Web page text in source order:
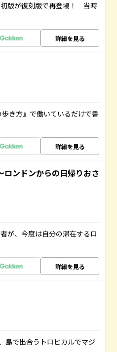
初版が復刻版で再登場！ 当時
詳細を見る
き方』で働いているだけで書
詳細を見る
ンドンからの日帰りおさ
が、今度は自分の滞在するロ
詳細を見る
島で出合うトロピカルでマジ